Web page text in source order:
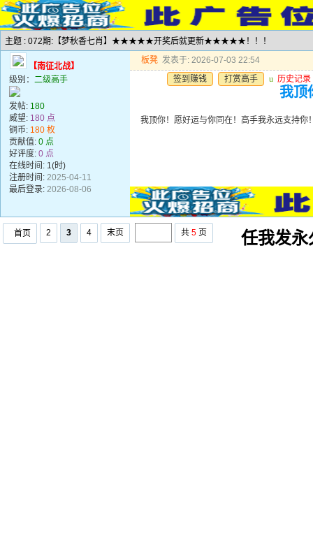
主题 : 072期:【梦秋香七肖】★★★★★开奖后就更新★★★★★！！！
【南征北战】
级别： 二级高手
发帖: 180
威望: 180 点
铜币: 180 枚
贡献值: 0 点
好评度: 0 点
在线时间: 1(时)
注册时间: 2025-04-11
最后登录: 2026-08-06
板凳 发表于: 2026-07-03 22:54
签到赚钱
打赏高手 u 历史记录
我顶
我顶你！愿好运与你同在！高手我永远支持你
首页 2 3 4 末页 共 5 页 任我发永